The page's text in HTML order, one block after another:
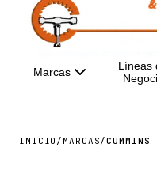
Marcas
Líneas
INICIO / MARCAS/CUMMINS